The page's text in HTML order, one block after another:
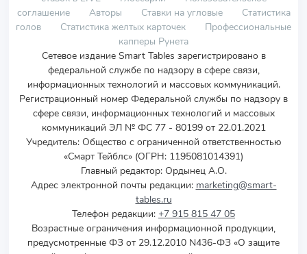
соглашение
Авторы Ставки на угловые
Статистика
голов
Статистика желтых карточек
Профессиональные
капперы Рунета
Сетевое издание Smart Tables зарегистрировано в
федеральной службе по надзору в сфере связи,
информационных технологий и массовых коммуникаций.
Регистрационный номер Федеральной службы по надзору в
сфере связи, информационных технологий и массовых
коммуникаций ЭЛ № ФС 77 - 80199 от 22.01.2021
Учредитель: Общество с ограниченной ответственностью
«Смарт Тейблс» (ОГРН: 1195081014391)
Главный редактор: Ордынец А.О.
Адрес электронной почты редакции: marketing@smart-
tables.ru
Телефон редакции: +7 915 815 47 05
Возрастные ограничения информационной продукции,
предусмотренные ФЗ от 29.12.2010 N436-ФЗ «О защите